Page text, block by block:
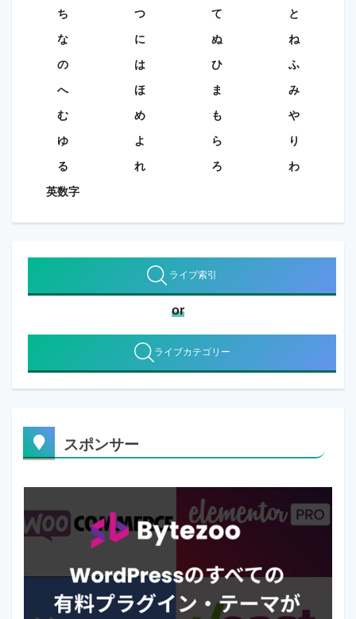
ち
つ て
と
な
に ぬ
ね
の
は ひ
ふ
へ
ほ ま
み
む
め も
や
ゆ
よ ら
り
る
れ ろ
わ
英数字
ライブ索引
or
ライブカテゴリー
スポンサー